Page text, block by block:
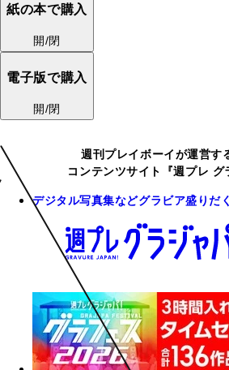
紙の本で購入
開/閉
電子版で購入
開/閉
週刊プレイボーイが運営す
コンテンツサイト『週プレ グ
デジタル写真集などグラビア盛りだ